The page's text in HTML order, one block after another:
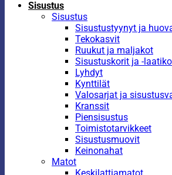
Sisustus
Sisustus
Sisustustyynyt ja
Tekokasvit
Ruukut ja maljakot
Sisustuskorit ja -
Lyhdyt
Kynttilät
Valosarjat ja
Kranssit
Piensisustus
Toimistotarvikkeet
Sisustusmuovit
Keinonahat
Matot